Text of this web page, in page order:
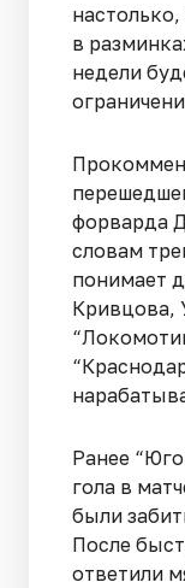
в
недели
форварда
словам
понимает
Кривцова,
Ранее
гола в
были
После
ответили